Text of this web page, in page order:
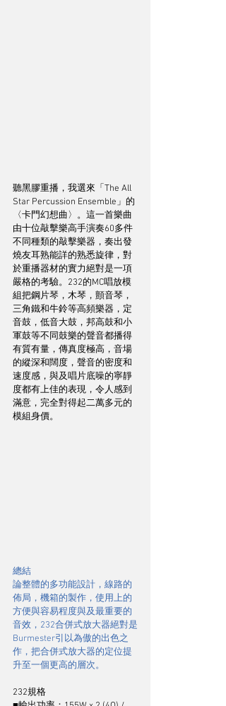
聽黑膠重播，我選來「The All
Star Percussion Ensemble」的
〈卡門幻想曲〉。這一首樂曲
由十位敲擊樂高手演奏60多件
不同種類的敲擊樂器，奏出發
燒友耳熟能詳的熟悉旋律，對
於重播器材的實力絕對是一項
嚴格的考驗。232的MC唱放模
組把鋼片琴，木琴，顫音琴，
三角鐵和牛鈴等高頻樂器，定
音鼓，低音大鼓，邦高鼓和小
軍鼓等不同鼓樂的聲音都播得
有質有量，傳真度極高，音場
的縱深和闊度，聲音的密度和
速度感，與及唱片底噪的寧靜
度都有上佳的表現，令人感到
滿意，完全對得起二萬多元的
模組身價。
總結
論整體的多功能設計，線路的
佈局，機箱的製作，使用上的
方便與容易程度與及最重要的
音效，232合併式放大器絕對是
Burmester引以為傲的出色之
作，把合併式放大器的定位提
升至一個更高的層次。
232規格